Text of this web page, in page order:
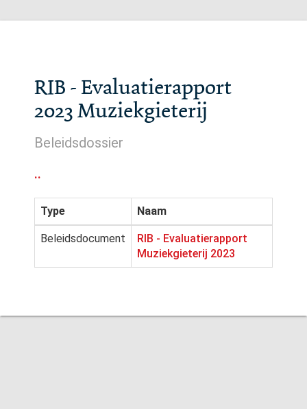
RIB - Evaluatierapport
2023 Muziekgieterij
Beleidsdossier
..
Type Naam
Beleidsdocument
RIB - Evaluatierapport
Muziekgieterij 2023